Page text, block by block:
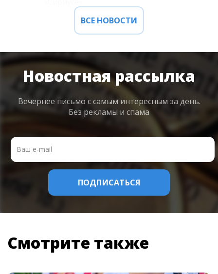
ВСЕ НОВОСТИ
Новостная рассылка
Вечернее письмо с самым интересным за день.
Без рекламы и спама
Смотрите также